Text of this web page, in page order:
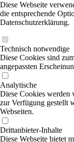
Diese Webseite
die entsprechende
Datenschutzerklärung.
Technisch notwendige
Diese Cookies sind
angepassten
Analytische
Diese Cookies werden
zur Verfügung gestellt
Webseiten.
Drittanbieter-Inhalte
Diese Webseite bietet